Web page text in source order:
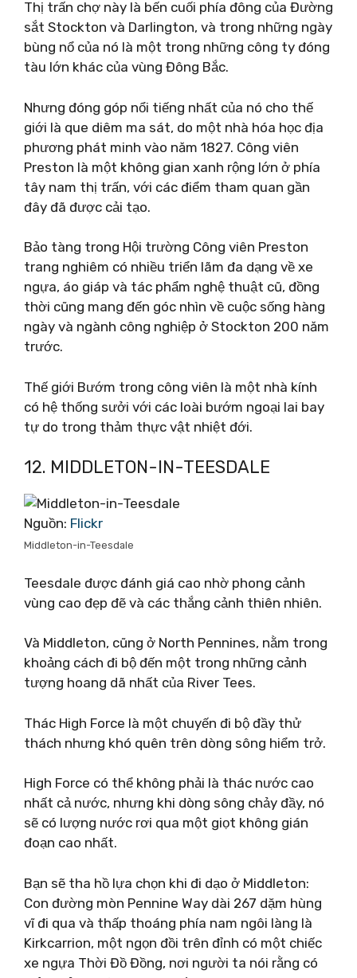
Thị trấn chợ này là bến cuối phía đông của Đường
sắt Stockton và Darlington, và trong những ngày
bùng nổ của nó là một trong những công ty đóng
tàu lớn khác của vùng Đông Bắc.
Nhưng đóng góp nổi tiếng nhất của nó cho thế
giới là que diêm ma sát, do một nhà hóa học địa
phương phát minh vào năm 1827. Công viên
Preston là một không gian xanh rộng lớn ở phía
tây nam thị trấn, với các điểm tham quan gần
đây đã được cải tạo.
Bảo tàng trong Hội trường Công viên Preston
trang nghiêm có nhiều triển lãm đa dạng về xe
ngựa, áo giáp và tác phẩm nghệ thuật cũ, đồng
thời cũng mang đến góc nhìn về cuộc sống hàng
ngày và ngành công nghiệp ở Stockton 200 năm
trước.
Thế giới Bướm trong công viên là một nhà kính
có hệ thống sưởi với các loài bướm ngoại lai bay
tự do trong thảm thực vật nhiệt đới.
12. MIDDLETON-IN-TEESDALE
Nguồn: Flickr
Middleton-in-Teesdale
Teesdale được đánh giá cao nhờ phong cảnh
vùng cao đẹp đẽ và các thắng cảnh thiên nhiên.
Và Middleton, cũng ở North Pennines, nằm trong
khoảng cách đi bộ đến một trong những cảnh
tượng hoang dã nhất của River Tees.
Thác High Force là một chuyến đi bộ đầy thử
thách nhưng khó quên trên dòng sông hiểm trở.
High Force có thể không phải là thác nước cao
nhất cả nước, nhưng khi dòng sông chảy đầy, nó
sẽ có lượng nước rơi qua một giọt không gián
đoạn cao nhất.
Bạn sẽ tha hồ lựa chọn khi đi dạo ở Middleton:
Con đường mòn Pennine Way dài 267 dặm hùng
vĩ đi qua và thấp thoáng phía nam ngôi làng là
Kirkcarrion, một ngọn đồi trên đỉnh có một chiếc
xe ngựa Thời Đồ Đồng, nơi người ta nói rằng có